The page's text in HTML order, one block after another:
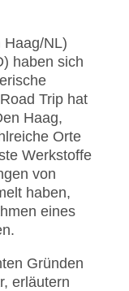
Haag/NL)
haben sich
Trip hat
Haag,
Orte
Werkstoffe
von
haben,
eines
Gründen
erläutern